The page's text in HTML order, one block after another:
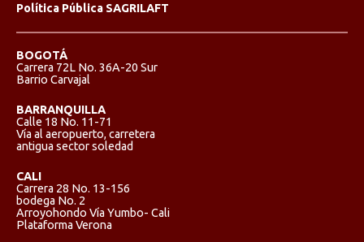
Política Pública SAGRILAFT
BOGOTÁ
Carrera 72L No. 36A-20 Sur
Barrio Carvajal
BARRANQUILLA
Calle 18 No. 11-71
Vía al aeropuerto, carretera
antigua sector soledad
CALI
Carrera 28 No. 13-156
bodega No. 2
Arroyohondo Vía Yumbo- Cali
Plataforma Verona